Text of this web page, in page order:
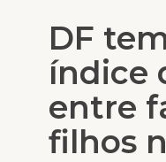
DF
índice
entre
filhos